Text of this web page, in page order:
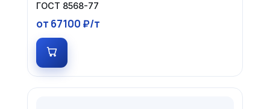
ГОСТ 8568-77
от 67100 ₽/т